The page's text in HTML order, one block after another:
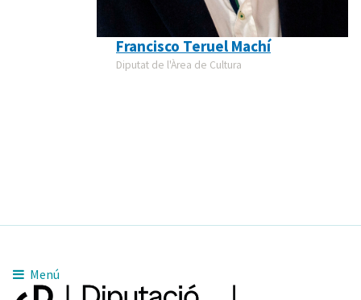
Francisco Teruel Machí
Diputat de l'Àrea de Cultura
Menú